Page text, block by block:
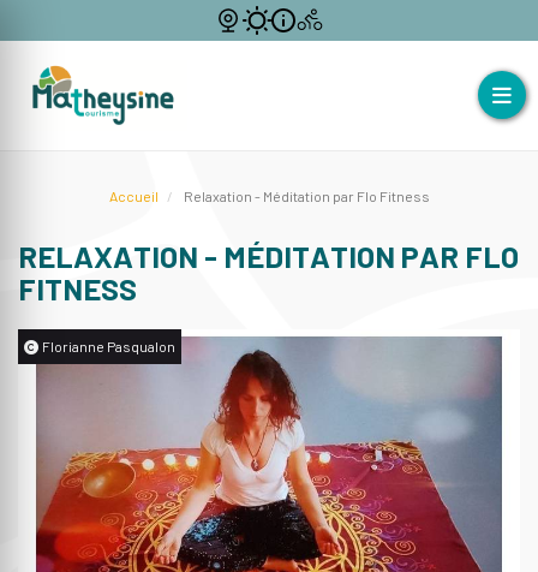
Accueil Relaxation - Méditation par Flo Fitness
RELAXATION - MÉDITATION PAR FLO
FITNESS
Florianne Pasqualon